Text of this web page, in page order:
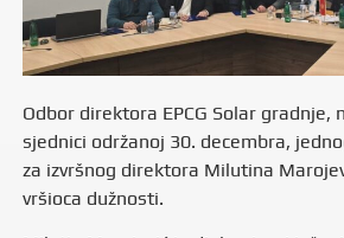
Odbor direktora EPCG Solar gradnje,
sjednici održanoj 30. decembra,
za izvršnog direktora Milutina
vršioca dužnosti.